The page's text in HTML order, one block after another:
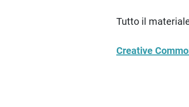
Tutto il
Creative